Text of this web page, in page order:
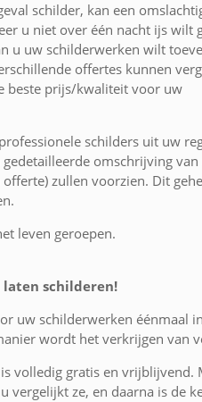
schilder, kan een
u niet over één nacht ijs wilt
u uw schilderwerken wilt
offertes kunnen
beste prijs/kwaliteit voor uw
schilders uit uw
omschrijving
zullen voorzien. Dit
leven geroepen.
laten schilderen!
uw schilderwerken éénmaal
wordt het verkrijgen
volledig gratis en
ze, en daarna is de